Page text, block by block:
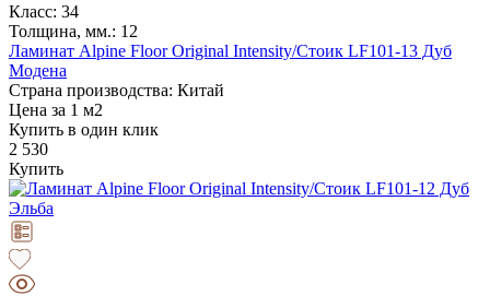
Класс: 34
Толщина, мм.: 12
Ламинат Alpine Floor Original Intensity/Стоик LF101-13 Дуб
Модена
Страна производства: Китай
Цена за 1 м2
Купить в один клик
2 530
Купить